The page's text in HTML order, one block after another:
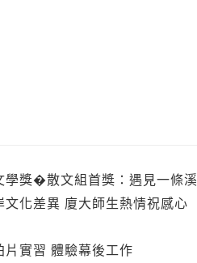
獎�散文組首獎：遇見一條溪
化差異 廈大師生熱情祝感心
實習 體驗幕後工作